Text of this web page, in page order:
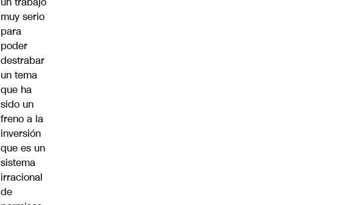
muy serio
para
poder
destrabar
un tema
que ha
sido un
freno a la
inversión
que es un
sistema
irracional
de